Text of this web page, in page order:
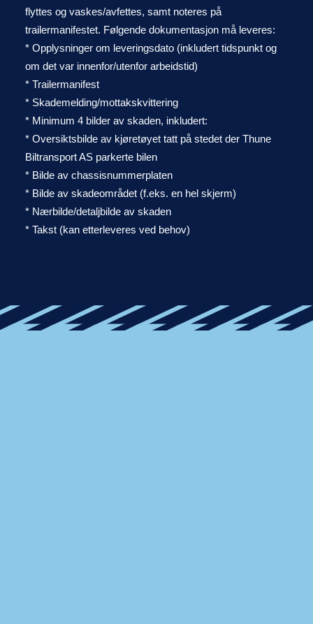
flyttes og vaskes/avfettes, samt noteres på
trailermanifestet. Følgende dokumentasjon må leveres:
* Opplysninger om leveringsdato (inkludert tidspunkt og
om det var innenfor/utenfor arbeidstid)
* Trailermanifest
* Skademelding/mottakskvittering
* Minimum 4 bilder av skaden, inkludert:
* Oversiktsbilde av kjøretøyet tatt på stedet der Thune
Biltransport AS parkerte bilen
* Bilde av chassisnummerplaten
* Bilde av skadeområdet (f.eks. en hel skjerm)
* Nærbilde/detaljbilde av skaden
* Takst (kan etterleveres ved behov)